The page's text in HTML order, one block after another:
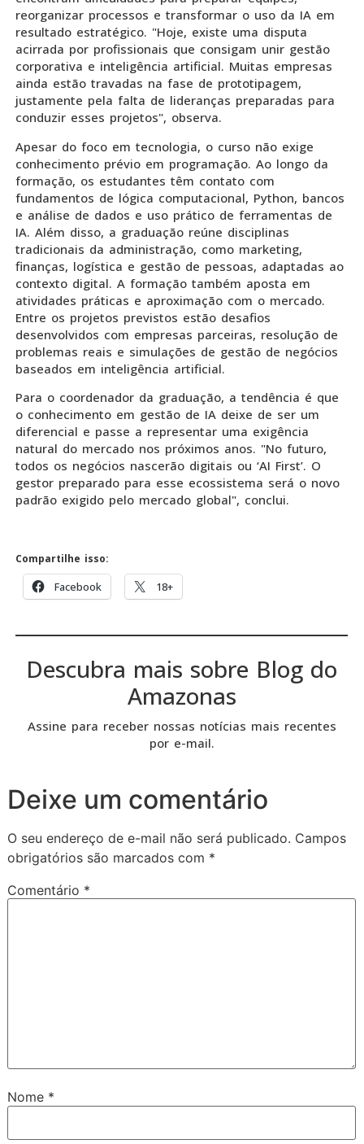
reorganizar processos e transformar o uso da IA em
resultado estratégico. "Hoje, existe uma disputa
acirrada por profissionais que consigam unir gestão
corporativa e inteligência artificial. Muitas empresas
ainda estão travadas na fase de prototipagem,
justamente pela falta de lideranças preparadas para
conduzir esses projetos", observa.
Apesar do foco em tecnologia, o curso não exige
conhecimento prévio em programação. Ao longo da
formação, os estudantes têm contato com
fundamentos de lógica computacional, Python, bancos
e análise de dados e uso prático de ferramentas de
IA. Além disso, a graduação reúne disciplinas
tradicionais da administração, como marketing,
finanças, logística e gestão de pessoas, adaptadas ao
contexto digital. A formação também aposta em
atividades práticas e aproximação com o mercado.
Entre os projetos previstos estão desafios
desenvolvidos com empresas parceiras, resolução de
problemas reais e simulações de gestão de negócios
baseados em inteligência artificial.
Para o coordenador da graduação, a tendência é que
o conhecimento em gestão de IA deixe de ser um
diferencial e passe a representar uma exigência
natural do mercado nos próximos anos. "No futuro,
todos os negócios nascerão digitais ou ‘AI First’. O
gestor preparado para esse ecossistema será o novo
padrão exigido pelo mercado global", conclui.
Compartilhe isso:
Facebook 18+
Descubra mais sobre Blog do
Amazonas
Assine para receber nossas notícias mais recentes
por e-mail.
Deixe um comentário
O seu endereço de e-mail não será publicado. Campos
obrigatórios são marcados com *
Comentário *
Nome *